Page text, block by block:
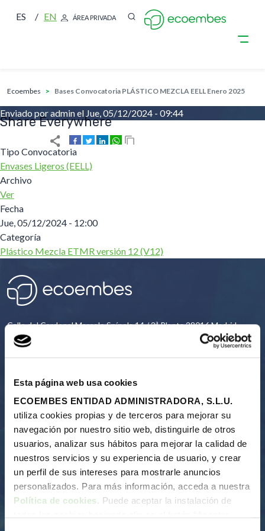
Esta página web usa cookies
ECOEMBES ENTIDAD ADMINISTRADORA, S.L.U.
utiliza cookies propias y de terceros para mejorar su
navegación por nuestro sitio web, distinguirle de otros
usuarios, analizar sus hábitos para mejorar la calidad de
nuestros servicios y su experiencia de usuario, y crear
un perfil de sus intereses para mostrarle anuncios
personalizados. Para más información, acceda a nuestra
Política de cookies. Puede aceptar la instalación de
Pasar al contenido principal
ES EN ÁREA PRIVADA
sobrescribir enlaces de ayuda a la
ecoembes Bases Convocatoria PLÁSTICO MEZCLA EELL Enero 2025
Enviado poradminel Jue, 05/12/2024 - 09:44
Share Everywhere
Tipo Convocatoria
Envases Ligeros (EELL)
Archivo
Ver
Fecha
Jue, 05/12/2024 - 12:00
Categoría
Plástico Mezcla ETMR versión 12 (V12)
Calle del Cardenal Marcelo Spínola 14 / 2ª Planta 28016 Madrid
91 567 24 03
CONTACTO
Nosotros
Nuestra razon de ser
Quiénes somos
Informes anuales